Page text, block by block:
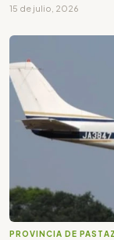
15 de julio, 2026
PROVINCIA DE